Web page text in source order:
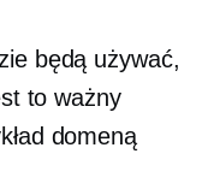
będą używać,
to ważny
domeną